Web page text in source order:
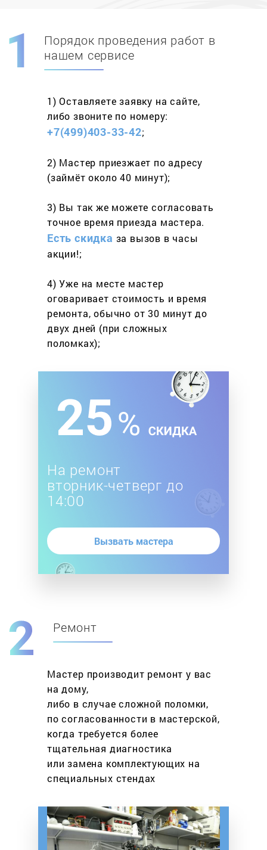
Скидка при первомзаказе на адрес
составит 15%
Работаем более 10 лет
весь спектр услуг
Порядок проведения работ в
нашем сервисе
1) Оставляете заявку на сайте,
либо звоните по номеру:
+7(499)403-33-42;
2) Мастер приезжает по адресу
(займёт около 40 минут);
3) Вы так же можете согласовать
точное время приезда мастера.
Есть скидка за вызов в часы
акции!;
4) Уже на месте мастер
оговаривает стоимость и время
ремонта, обычно от 30 минут до
двух дней (при сложных
поломках);
На ремонт
вторник-четверг до
14:00
Вызвать мастера
Ремонт
Мастер производит ремонт у вас
на дому,
либо в случае сложной поломки,
по согласованности в мастерской,
когда требуется более
тщательная диагностика
или замена комплектующих на
специальных стендах